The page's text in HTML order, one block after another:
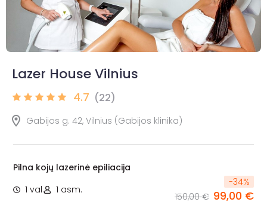
Lazer House Vilnius
4.7 (22)
Gabijos g. 42, Vilnius (Gabijos klinika)
Pilna kojų lazerinė epiliacija
1 val.
1 asm.
-34%
150,00 € 99,00 €